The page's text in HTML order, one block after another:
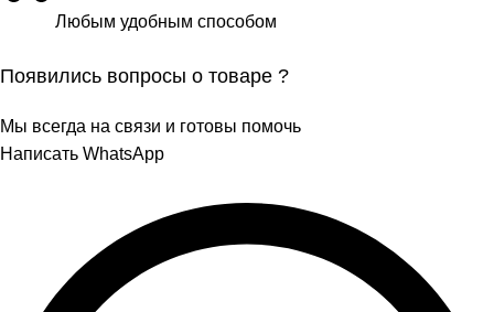
Любым удобным способом
Появились вопросы о товаре ?
Мы всегда на связи и готовы помочь
Написать WhatsApp